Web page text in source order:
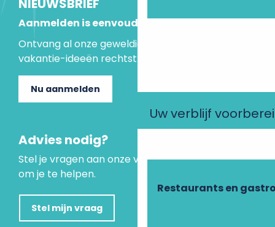
Uw verblijf
Restaurants en
NIEUWSBRIEF
Aanmelden is eenvoudig
Ontvang al onze geweldige aanbiedingen en
vakantie-ideeën rechtstreeks in je inbox.
Nu aanmelden
Advies nodig?
Stel je vragen aan onze virtuele assistent, die er is
om je te helpen.
Stel mijn vraag